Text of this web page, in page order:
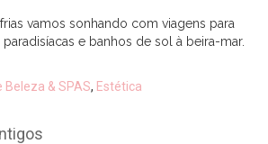
vamos sonhando com viagens para
e banhos de sol à beira-mar.
Beleza & SPAS, Estética